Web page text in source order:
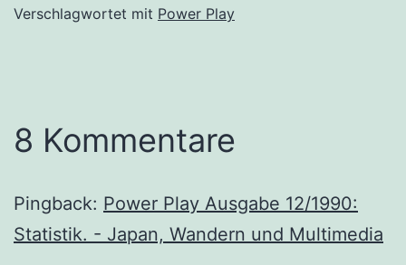
Verschlagwortet mit Power Play
8 Kommentare
Pingback: Power Play Ausgabe 12/1990:
Statistik. - Japan, Wandern und Multimedia